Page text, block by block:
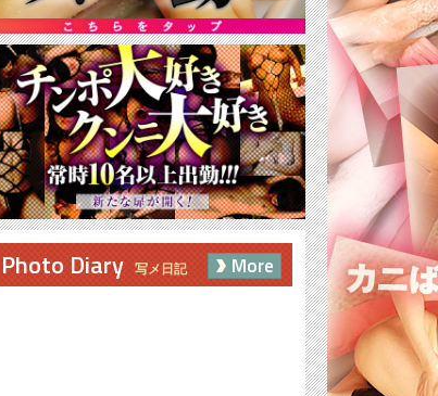
Photo Diary 写メ日記 More